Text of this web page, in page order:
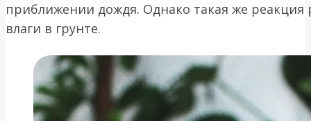
приближении дождя. Однако такая же реакция
влаги в грунте.